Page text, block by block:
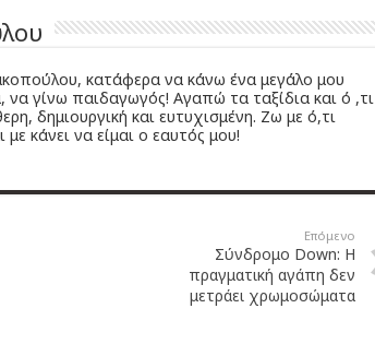
κατάφερα να κάνω ένα μεγάλο μου
να γίνω παιδαγωγός! Αγαπώ τα ταξίδια και ό ,τι
δημιουργική και ευτυχισμένη. Ζω με ό,τι
με κάνει να είμαι ο εαυτός μου!
Επόμενο
Σύνδρομο Down: Η
πραγματική αγάπη δεν
μετράει χρωμοσώματα